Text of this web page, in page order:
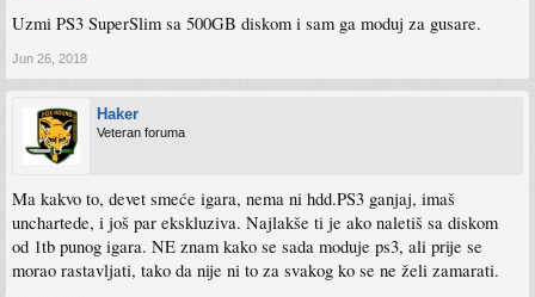
Uzmi PS3 SuperSlim sa 500GB diskom i sam ga moduj za gusare.
Jun 26, 2018
Haker
Veteran foruma
Ma kakvo to, devet smeće igara, nema ni hdd.PS3 ganjaj, imaš
unchartede, i još par ekskluziva. Najlakše ti je ako naletiš sa diskom
od 1tb punog igara. NE znam kako se sada moduje ps3, ali prije se
morao rastavljati, tako da nije ni to za svakog ko se ne želi zamarati.